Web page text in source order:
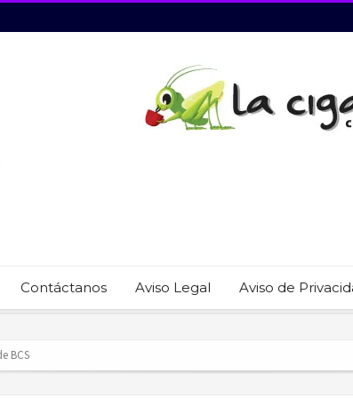
Contáctanos Aviso Legal Aviso de
22 restaurantes reciben las placas de la Guía MICHELIN 2026